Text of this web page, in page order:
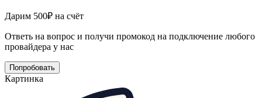
Дарим 500₽ на счёт
Ответь на вопрос и получи промокод на подключение любого
провайдера у нас
Попробовать
Картинка